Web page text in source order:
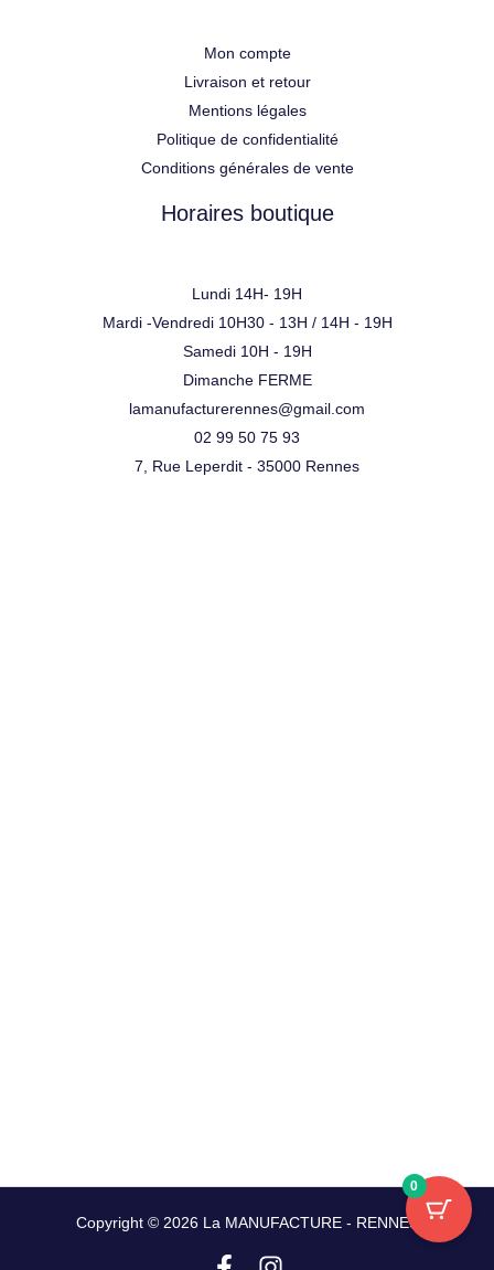
Mon compte
Livraison et retour
Mentions légales
Politique de confidentialité
Conditions générales de vente
Horaires boutique
Lundi 14H- 19H
Mardi -Vendredi 10H30 - 13H / 14H - 19H
Samedi 10H - 19H
Dimanche FERME
lamanufacturerennes@gmail.com
02 99 50 75 93
7, Rue Leperdit - 35000 Rennes
Copyright © 2026 La MANUFACTURE - RENNES
0